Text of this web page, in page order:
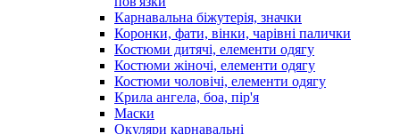
Карнавальна біжутерія, значки
Коронки, фати, вінки, чарівні палички
Костюми дитячі, елементи одягу
Костюми жіночі, елементи одягу
Костюми чоловічі, елементи одягу
Крила ангела, боа, пір'я
Маски
Окуляри карнавальні